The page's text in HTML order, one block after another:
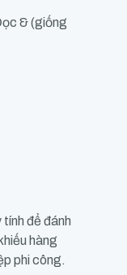
& (giống
để đánh
hàng
phi công.